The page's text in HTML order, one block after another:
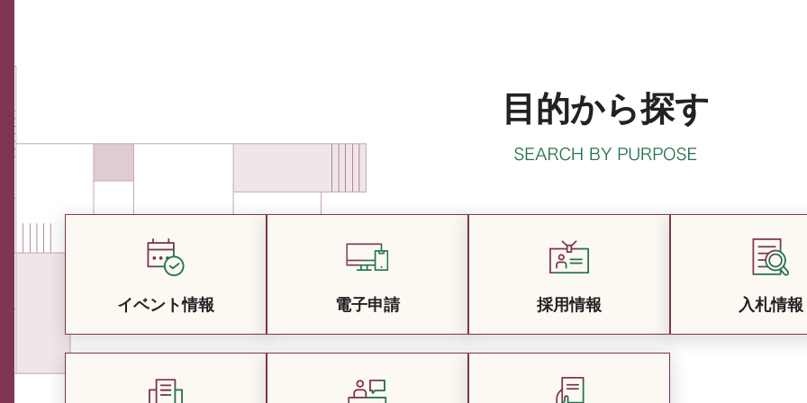
目的から探す
イベント情報 電子申請 採用情報 入札情報